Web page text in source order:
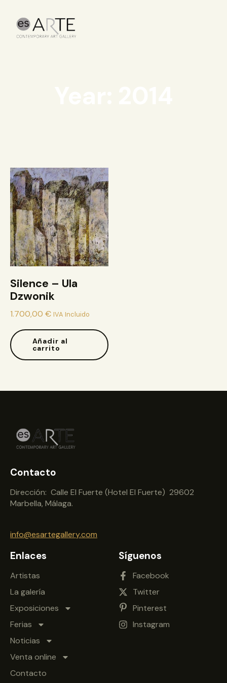
Silence – Ula
Dzwonik
1.700,00 € IVA Incluido
Añadir al
carrito
Contacto
Dirección: Calle El Fuerte (Hotel El Fuerte) 29602
Marbella, Málaga.
info@esartegallery.com
Enlaces
Artistas
La galería
Exposiciones
Ferias
Noticias
Venta online
Contacto
Síguenos
Facebook
Twitter
Pinterest
Instagram